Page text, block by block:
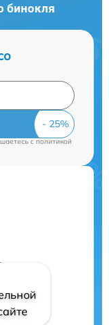
бинокля
cполитикой